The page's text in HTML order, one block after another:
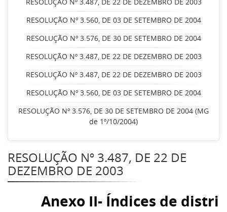
RESOLUÇÃO Nº 3.560, DE 03 DE SETEMBRO DE 2004
RESOLUÇÃO Nº 3.576, DE 30 DE SETEMBRO DE 2004
RESOLUÇÃO Nº 3.487, DE 22 DE DEZEMBRO DE 2003
RESOLUÇÃO Nº 3.487, DE 22 DE DEZEMBRO DE 2003
RESOLUÇÃO Nº 3.560, DE 03 DE SETEMBRO DE 2004
RESOLUÇÃO Nº 3.576, DE 30 DE SETEMBRO DE 2004 (MG
de 1º/10/2004)
RESOLUÇÃO Nº 3.487, DE 22 DE
DEZEMBRO DE 2003
Anexo II- Índices de